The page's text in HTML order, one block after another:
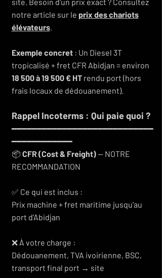
notre article sur le prix des chariots
élévateurs.
Exemple concret: Un Diesel 3T
tropicalisé + fret CFR Abidjan = environ
18 500 à 19 500 € HTrendu port (hors
frais locaux de dédouanement).
Rappel Incoterms : Qui paie quoi ?
━━━━━━━━━━━━━━━━━━━━━━━━━━━━
━━━━━━━━━━━━
📦 CFR (Cost & Freight)— NOTRE
RECOMMANDATION
✅ Ce qui est inclus :
Prix machine + fret maritime jusqu'au
port d'Abidjan
❌ À votre charge :
Dédouanement, TVA ivoirienne, BSC,
transport final port → site